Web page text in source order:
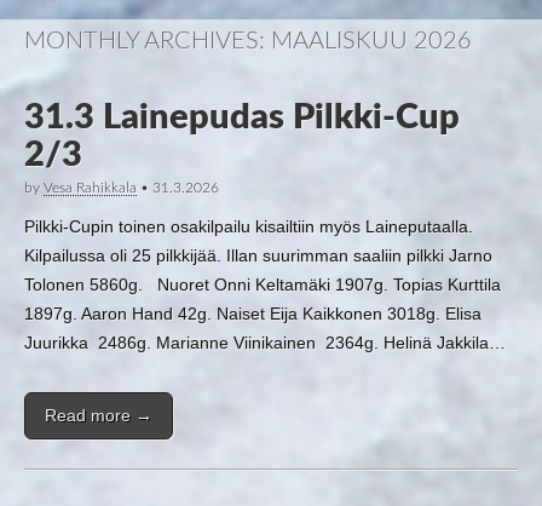
MONTHLY ARCHIVES: MAALISKUU 2026
31.3 Lainepudas Pilkki-Cup
2/3
by Vesa Rahikkala • 31.3.2026
Pilkki-Cupin toinen osakilpailu kisailtiin myös Laineputaalla.
Kilpailussa oli 25 pilkkijää. Illan suurimman saaliin pilkki Jarno
Tolonen 5860g. Nuoret Onni Keltamäki 1907g. Topias Kurttila
1897g. Aaron Hand 42g. Naiset Eija Kaikkonen 3018g. Elisa
Juurikka 2486g. Marianne Viinikainen 2364g. Helinä Jakkila…
Read more →